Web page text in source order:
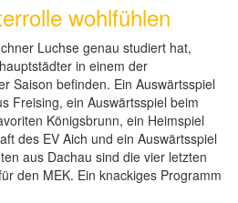
wohlfühlen
Luchse genau studiert hat,
in einem der
Saison befinden. Ein Auswärtsspiel
Freising, ein Auswärtsspiel beim
Königsbrunn, ein Heimspiel
des EV Aich und ein Auswärtsspiel
aus Dachau sind die vier letzten
den MEK. Ein knackiges Programm